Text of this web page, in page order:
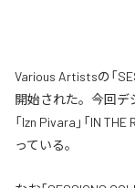
Various Artistsの「
開始された。今回デ
「Izn Pivara」「IN
っている。